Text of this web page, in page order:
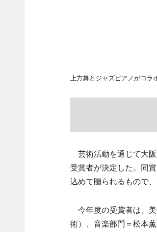
上方舞とジャズピアノがコ
芸術活動を通じて大
受賞者が決定した。同
込めて贈られるもので
今年度の受賞者は、
術）、音楽部門＝松本